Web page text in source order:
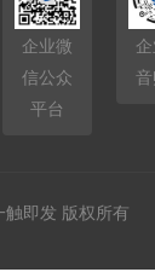
企业微
信公众
平台
触即发 版权所有